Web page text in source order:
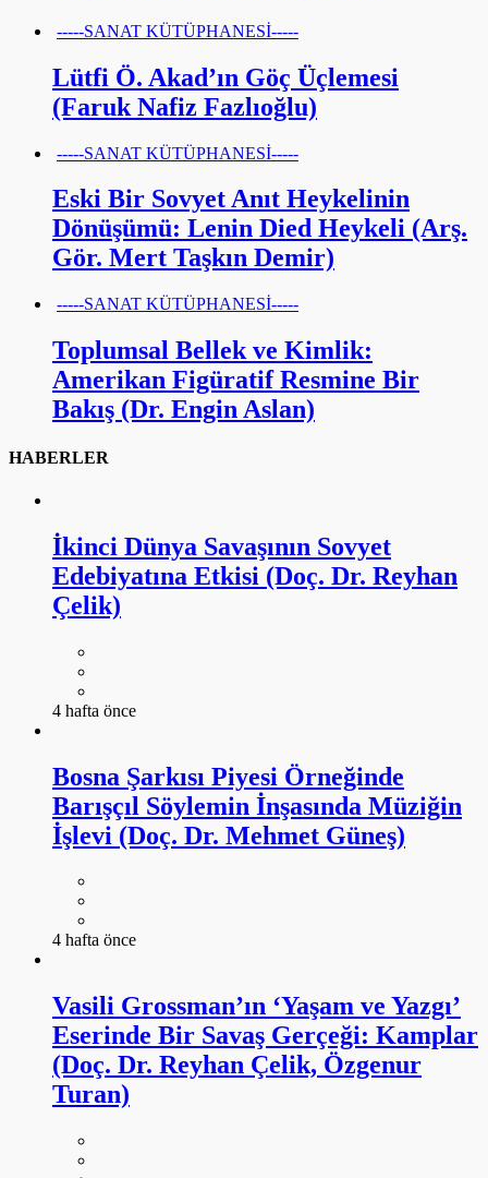
-----SANAT KÜTÜPHANESİ-----
Lütfi Ö. Akad’ın Göç Üçlemesi
(Faruk Nafiz Fazlıoğlu)
-----SANAT KÜTÜPHANESİ-----
Eski Bir Sovyet Anıt Heykelinin
Dönüşümü: Lenin Died Heykeli (Arş.
Gör. Mert Taşkın Demir)
-----SANAT KÜTÜPHANESİ-----
Toplumsal Bellek ve Kimlik:
Amerikan Figüratif Resmine Bir
Bakış (Dr. Engin Aslan)
HABERLER
İkinci Dünya Savaşının Sovyet
Edebiyatına Etkisi (Doç. Dr. Reyhan
Çelik)
4 hafta önce
Bosna Şarkısı Piyesi Örneğinde
Barışçıl Söylemin İnşasında Müziğin
İşlevi (Doç. Dr. Mehmet Güneş)
4 hafta önce
Vasili Grossman’ın ‘Yaşam ve Yazgı’
Eserinde Bir Savaş Gerçeği: Kamplar
(Doç. Dr. Reyhan Çelik, Özgenur
Turan)